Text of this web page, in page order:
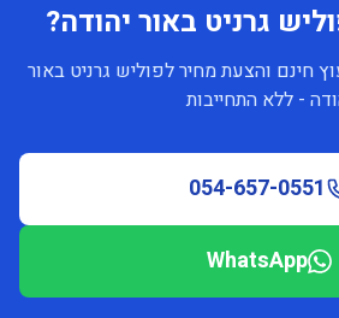
גרניט באור יהודה?
חינם והצעת מחיר לפוליש גרניט באור
- ללא התחייבות
054-657-0551
WhatsApp